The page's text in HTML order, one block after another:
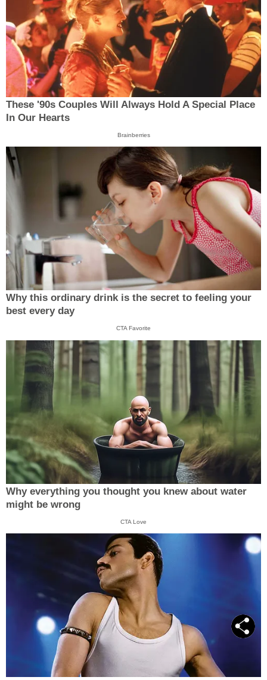
These '90s Couples Will Always Hold A Special Place
In Our Hearts
Brainberries
Why this ordinary drink is the secret to feeling your
best every day
CTA Favorite
Why everything you thought you knew about water
might be wrong
CTA Love